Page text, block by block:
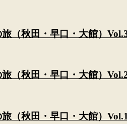
（秋田・早口・大館）
（秋田・早口・大館）
（秋田・早口・大館）Vol.1